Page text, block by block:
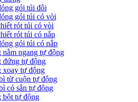
gói túi đôi
gói túi có vòi
rót túi có vòi
rót túi có nắp
gói túi có nắp
ngang tự động
đứng tự động
xoay tự động
từ cuộn tự động
có sẵn tự động
bột tự động